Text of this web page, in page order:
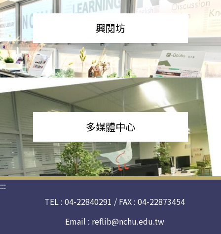
興閱坊
多媒體中心
:::
TEL : 04-22840291 / FAX : 04-22873454
Email : reflib@nchu.edu.tw